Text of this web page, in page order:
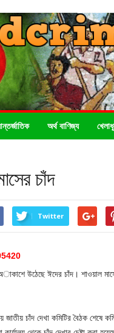
অর্থ বাণিজ্য
চাঁদ
Twitter
উঠেছে ঈদের চাঁদ। শাওয়াল
চাঁদ দেখা কমিটির বৈঠক শেষে